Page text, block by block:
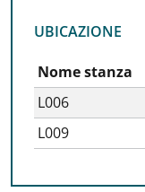
UBICAZIONE
UBICAZIONE
Nome stanza
L006
L009